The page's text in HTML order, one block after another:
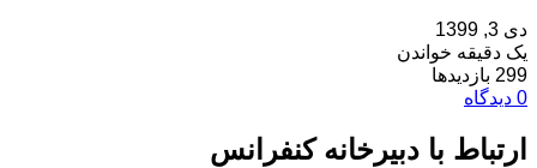
دی 3, 1399
یک دقیقه خواندن
299 بازدیدها
0 دیدگاه
ارتباط با دبیرخانه کنفرانس